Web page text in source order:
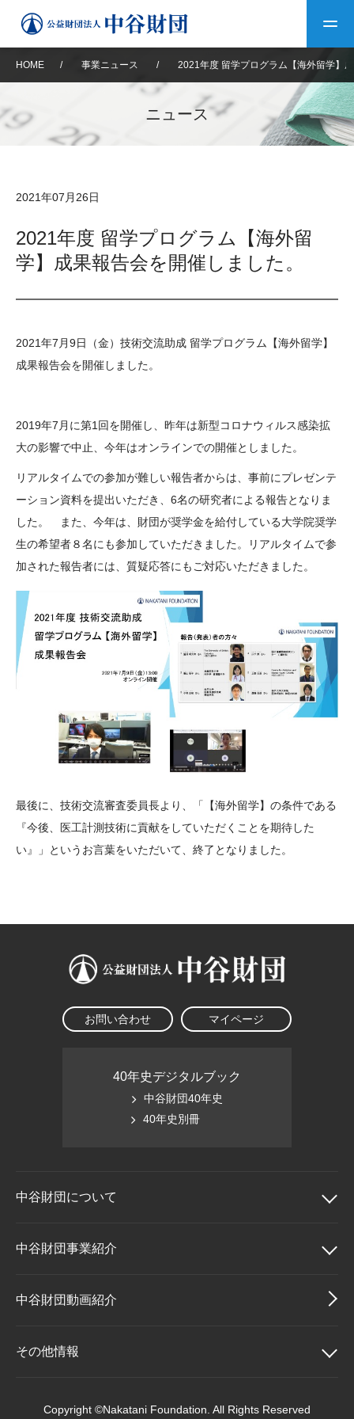
トップ
設立趣意書 財団概要
沿革 40年史デジタルブック
中谷財団40年史
役員・評議員
年報一覧 中谷財団レポート
中谷財団事業紹介 中谷賞
神戸賞 長期大型研究助成
大学院生奨学金
科学教育振興助成・
ログラム助成
中谷財団動画紹介
基本方針
サイトマップ 中谷財団アーカイブ
HOME / 事業ニュース / 2021年度 留学プログラム【海外留学】
ニュース
2021年07月26日
2021年度 留学プログラム【海外留
学】成果報告会を開催しました。
2021年7月9日（金）技術交流助成 留学プログラム【海外留学】
成果報告会を開催しました。
2019年7月に第1回を開催し、昨年は新型コロナウィルス感染拡
大の影響で中止、今年はオンラインでの開催としました。
リアルタイムでの参加が難しい報告者からは、事前にプレゼンテ
ーション資料を提出いただき、6名の研究者による報告となりま
した。 また、今年は、財団が奨学金を給付している大学院奨学
生の希望者８名にも参加していただきました。リアルタイムで参
加された報告者には、質疑応答にもご対応いただきました。
最後に、技術交流審査委員長より、「【海外留学】の条件である
『今後、医工計測技術に貢献をしていただくことを期待した
い』」というお言葉をいただいて、終了となりました。
お問い合わせ マイページ
40年史デジタルブック
中谷財団40年史
40年史別冊
中谷財団について
中谷財団について
理事長挨拶
設立趣意書
中谷財団事業紹介
中谷財団事業紹介
中谷賞
中谷財団動画紹介
その他情報
Copyright ©Nakatani Foundation. All Rights Reserved